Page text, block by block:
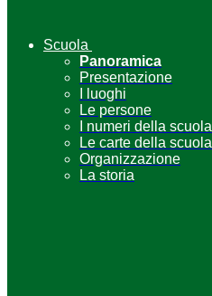
Scuola
Panoramica
Presentazione
I luoghi
Le persone
I numeri della scuola
Le carte della scuola
Organizzazione
La storia